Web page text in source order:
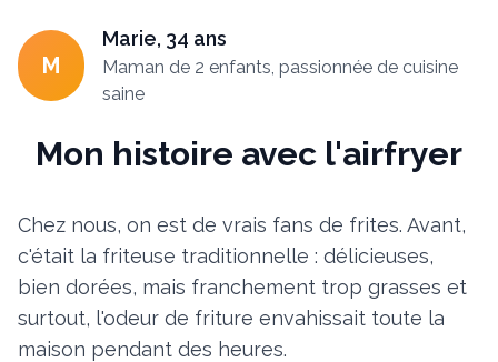
M
Marie, 34 ans
Maman de 2 enfants, passionnée de cuisine
saine
Mon histoire avec l'airfryer
Chez nous, on est de vrais fans de frites. Avant,
c'était la friteuse traditionnelle : délicieuses,
bien dorées, mais franchement trop grasses et
surtout, l'odeur de friture envahissait toute la
maison pendant des heures.